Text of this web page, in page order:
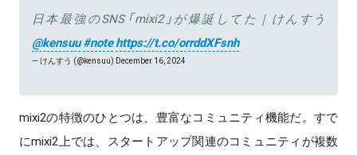
日本最強のSNS「mixi2」が爆誕してた｜けんすう
@kensuu#notehttps://t.co/orrddXFsnh
— けんすう (@kensuu) December 16, 2024
mixi2の特徴のひとつは、豊富なコミュニティ機能だ。すで
にmixi2上では、スタートアップ関連のコミュニティが複数